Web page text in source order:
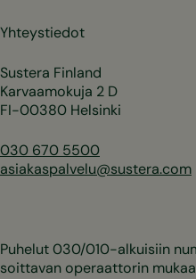
Yhteystiedot
Sustera Finland
Karvaamokuja 2 D
FI-00380 Helsinki
030 670 5500
asiakaspalvelu@sustera.com
Puhelut 030/010-alkuisiin
soittavan operaattorin